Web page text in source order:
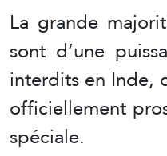
La grande
sont d’une
interdits en Inde,
officiellement
spéciale.